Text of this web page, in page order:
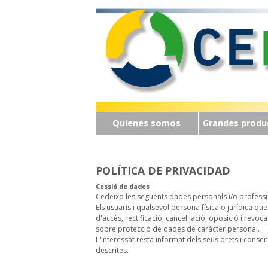
Quienes somos Grandes
POLÍTICA DE PRIVACIDAD
Cessió de dades
Cedeixo les següents dades personals i/o
Els usuaris i qualsevol persona física o jurídica
d'accés, rectificació, cancel·lació, oposició i
sobre protecció de dades de caràcter personal.
L'interessat resta informat dels seus drets i
descrites.